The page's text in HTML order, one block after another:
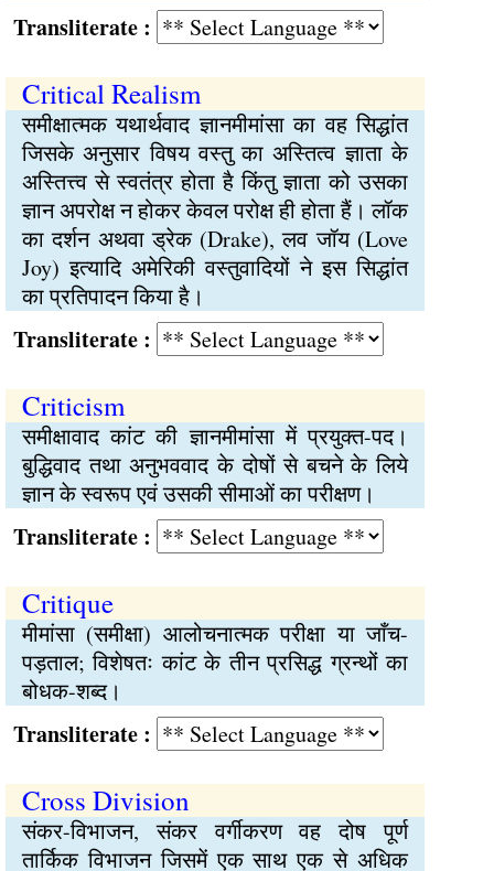
:
Critical Realism
समीक्षात्मक यथार्थवाद ज्ञानमीमांसा का वह सिद्धांत
जिसके अनुसार विषय वस्तु का अस्तित्व ज्ञाता के
अस्तित्त्व से स्वतंत्र होता है किंतु ज्ञाता को उसका
ज्ञान अपरोक्ष न होकर केवल परोक्ष ही होता हैं। लॉक
का दर्शन अथवा ड्रेक (Drake), लव जॉय (Love
Joy) इत्यादि अमेरिकी वस्तुवादियों ने इस सिद्धांत
का प्रतिपादन किया है।
:
Criticism
समीक्षावाद कांट की ज्ञानमीमांसा में प्रयुक्त-पद।
बुद्धिवाद तथा अनुभववाद के दोषों से बचने के लिये
ज्ञान के स्वरूप एवं उसकी सीमाओं का परीक्षण।
:
Critique
मीमांसा (समीक्षा) आलोचनात्मक परीक्षा या जाँच-
पड़ताल; विशेषतः कांट के तीन प्रसिद्ध ग्रन्थों का
बोधक-शब्द।
:
Cross Division
संकर-विभाजन, संकर वर्गीकरण वह दोष पूर्ण
तार्किक विभाजन जिसमें एक साथ एक से अधिक